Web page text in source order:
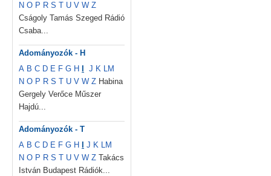
N O P R S T U V W Z
Cságoly Tamás Szeged Rádió
Csaba...
Adományozók - H
A B C D E F G H J K LM
N O P R S T U V W Z Habina
Gergely Verőce Műszer
Hajdú...
Adományozók - T
A B C D E F G H J K LM
N O P R S T U V W Z Takács
István Budapest Rádiók...